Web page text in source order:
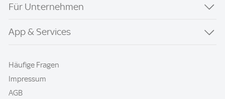
Für Unternehmen
App & Services
Häufige Fragen
Impressum
AGB